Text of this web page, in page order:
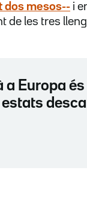
dos mesos-- i
de les tres
a Europa
estats